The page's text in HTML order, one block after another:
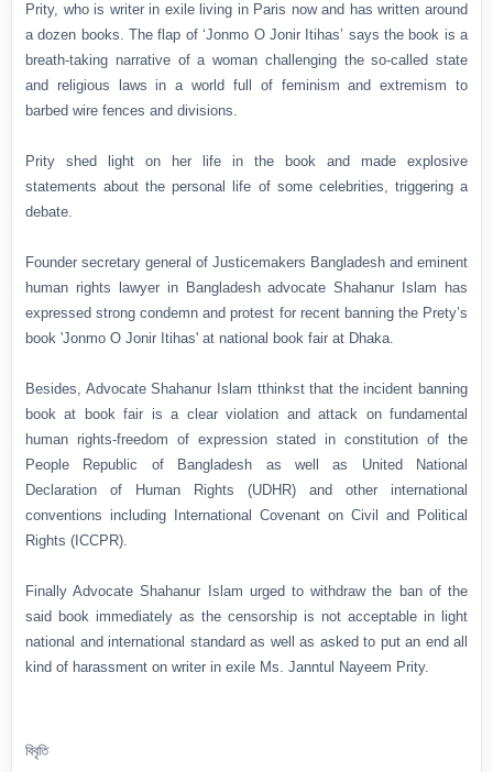
Prity, who is writer in exile living in Paris now and has written around
a dozen books. The flap of ‘Jonmo O Jonir Itihas’ says the book is a
breath-taking narrative of a woman challenging the so-called state
and religious laws in a world full of feminism and extremism to
barbed wire fences and divisions.
Prity shed light on her life in the book and made explosive
statements about the personal life of some celebrities, triggering a
debate.
Founder secretary general of Justicemakers Bangladesh and eminent
human rights lawyer in Bangladesh advocate Shahanur Islam has
expressed strong condemn and protest for recent banning the Prety’s
book 'Jonmo O Jonir Itihas' at national book fair at Dhaka.
Besides, Advocate Shahanur Islam tthinkst that the incident banning
book at book fair is a clear violation and attack on fundamental
human rights-freedom of expression stated in constitution of the
People Republic of Bangladesh as well as United National
Declaration of Human Rights (UDHR) and other international
conventions including International Covenant on Civil and Political
Rights (ICCPR).
Finally Advocate Shahanur Islam urged to withdraw the ban of the
said book immediately as the censorship is not acceptable in light
national and international standard as well as asked to put an end all
kind of harassment on writer in exile Ms. Janntul Nayeem Prity.
বিবৃতি